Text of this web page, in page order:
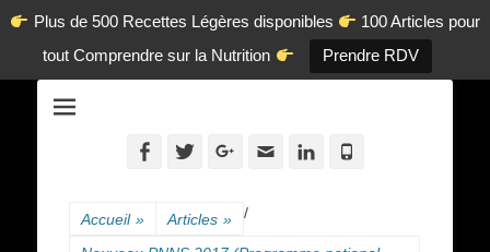
Plus de 500 Recettes Légères disponibles
100 Articles pour
tout Comprendre sur la Nutrition
Prendre RDV
en-ligne.com
Facebook
TwitterGoogleplus
AdresseLinkedin
Accueil » Articles » /